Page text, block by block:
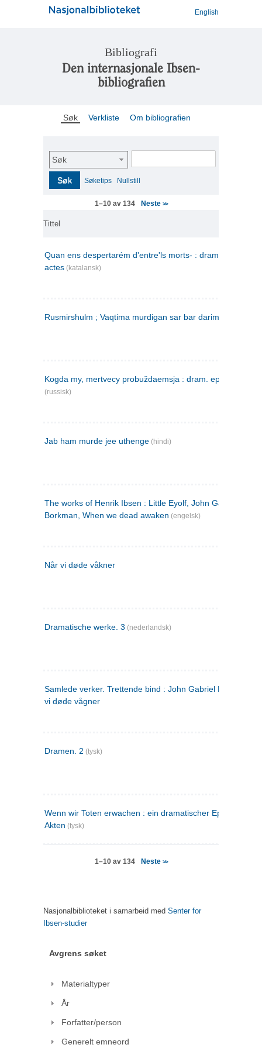
English
Bibliografi
Den internasjonale Ibsen-
bibliografien
Søk Verkliste Om bibliografien
Søk
Søk Søketips Nullstill
1–10 av 134 Neste >>
Tittel
Quan ens despertarém d'entre'ls morts- : drama en tres
actes (katalansk)
Rusmirshulm ; Vaqtima murdigan sar bar darim
Kogda my, mertvecy probuždaemsja : dram. epilog v 3 d
(russisk)
Jab ham murde jee uthenge (hindi)
The works of Henrik Ibsen : Little Eyolf, John Gabriel
Borkman, When we dead awaken (engelsk)
Når vi døde våkner
Dramatische werke. 3 (nederlandsk)
Samlede verker. Trettende bind : John Gabriel Borkman ;
vi døde vågner
Dramen. 2 (tysk)
Wenn wir Toten erwachen : ein dramatischer Epilog in drei
Akten (tysk)
1–10 av 134 Neste >>
Nasjonalbiblioteket i samarbeid med Senter for
Ibsen-studier
Avgrens søket
Materialtyper
År
Forfatter/person
Generelt emneord